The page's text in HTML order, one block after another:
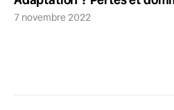
7 novembre 2022